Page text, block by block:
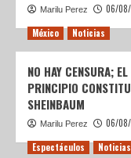
Marilu Perez 06/
México Noticias
NO HAY CENSURA;
PRINCIPIO
SHEINBAUM
Marilu Perez 06/
Espectáculos Noticias